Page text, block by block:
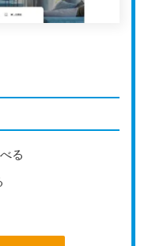
、スムーズに会社を
定できます。即時転
て受け取ることもで
管理が可能です。
や転送を利用できま
絡してもらえるの
る